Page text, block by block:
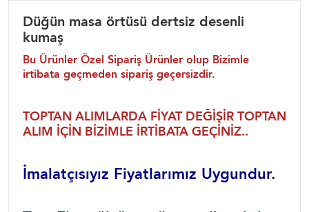
Düğün masa örtüsü dertsiz desenli
kumaş
Bu Ürünler Özel Sipariş Ürünler olup Bizimle
irtibata geçmeden sipariş geçersizdir.
TOPTAN ALIMLARDA FİYAT DEĞİŞİR TOPTAN
ALIM İÇİN BİZİMLE İRTİBATA GEÇİNİZ..
İmalatçısıyız Fiyatlarımız Uygundur.